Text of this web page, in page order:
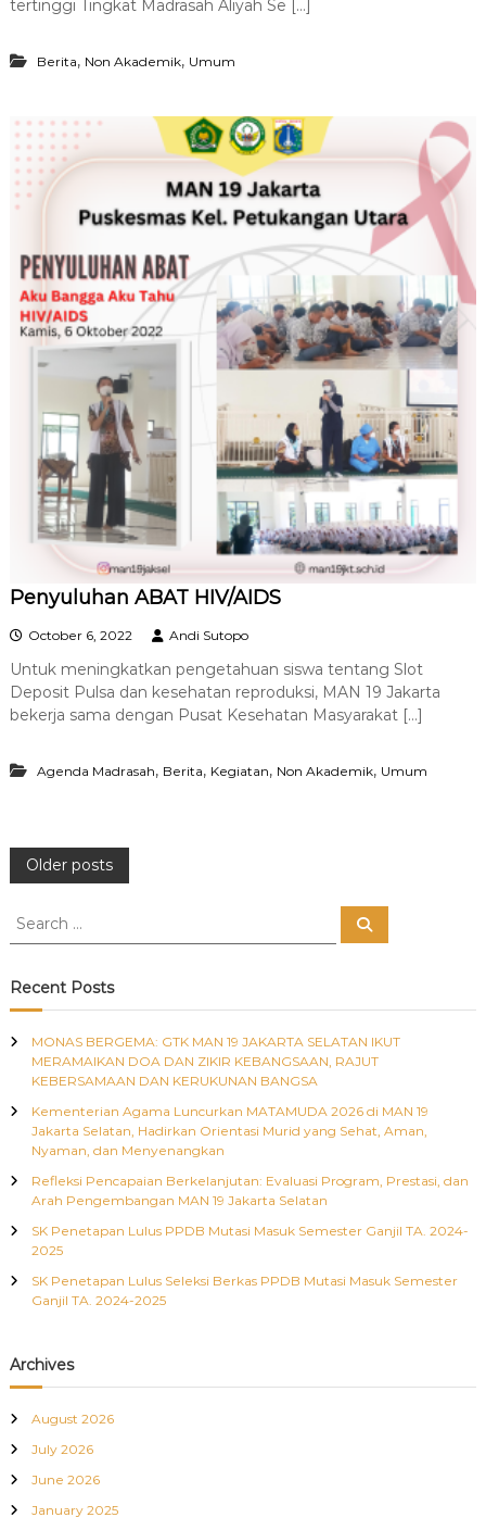
tertinggi Tingkat Madrasah Aliyah Se […]
Berita, Non Akademik, Umum
Penyuluhan ABAT HIV/AIDS
October 6, 2022 Andi Sutopo
Untuk meningkatkan pengetahuan siswa tentang Slot
Deposit Pulsa dan kesehatan reproduksi, MAN 19 Jakarta
bekerja sama dengan Pusat Kesehatan Masyarakat […]
Agenda Madrasah, Berita, Kegiatan, Non Akademik, Umum
P
o
t
n
a
t
i
o
Older posts
S
r
c
f
:
S
Recent Posts
MONAS BERGEMA: GTK MAN 19 JAKARTA SELATAN IKUT
MERAMAIKAN DOA DAN ZIKIR KEBANGSAAN, RAJUT
KEBERSAMAAN DAN KERUKUNAN BANGSA
Kementerian Agama Luncurkan MATAMUDA 2026 di MAN 19
Jakarta Selatan, Hadirkan Orientasi Murid yang Sehat, Aman,
Nyaman, dan Menyenangkan
Refleksi Pencapaian Berkelanjutan: Evaluasi Program, Prestasi, dan
Arah Pengembangan MAN 19 Jakarta Selatan
SK Penetapan Lulus PPDB Mutasi Masuk Semester Ganjil TA. 2024-
2025
SK Penetapan Lulus Seleksi Berkas PPDB Mutasi Masuk Semester
Ganjil TA. 2024-2025
Archives
August 2026
July 2026
June 2026
January 2025